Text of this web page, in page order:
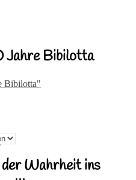
Bibilotta
der Wahrheit ins